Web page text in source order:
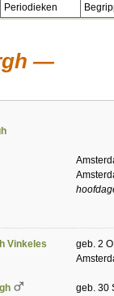
Periodieken
Vinkeles
geb. 2
geb. 30